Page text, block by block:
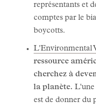
représentants et
comptes par le
boycotts.
L'Environmental
ressource
cherchez à
la planète. L'une
est de donner du